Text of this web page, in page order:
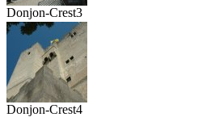
Donjon-Crest3
Donjon-Crest4